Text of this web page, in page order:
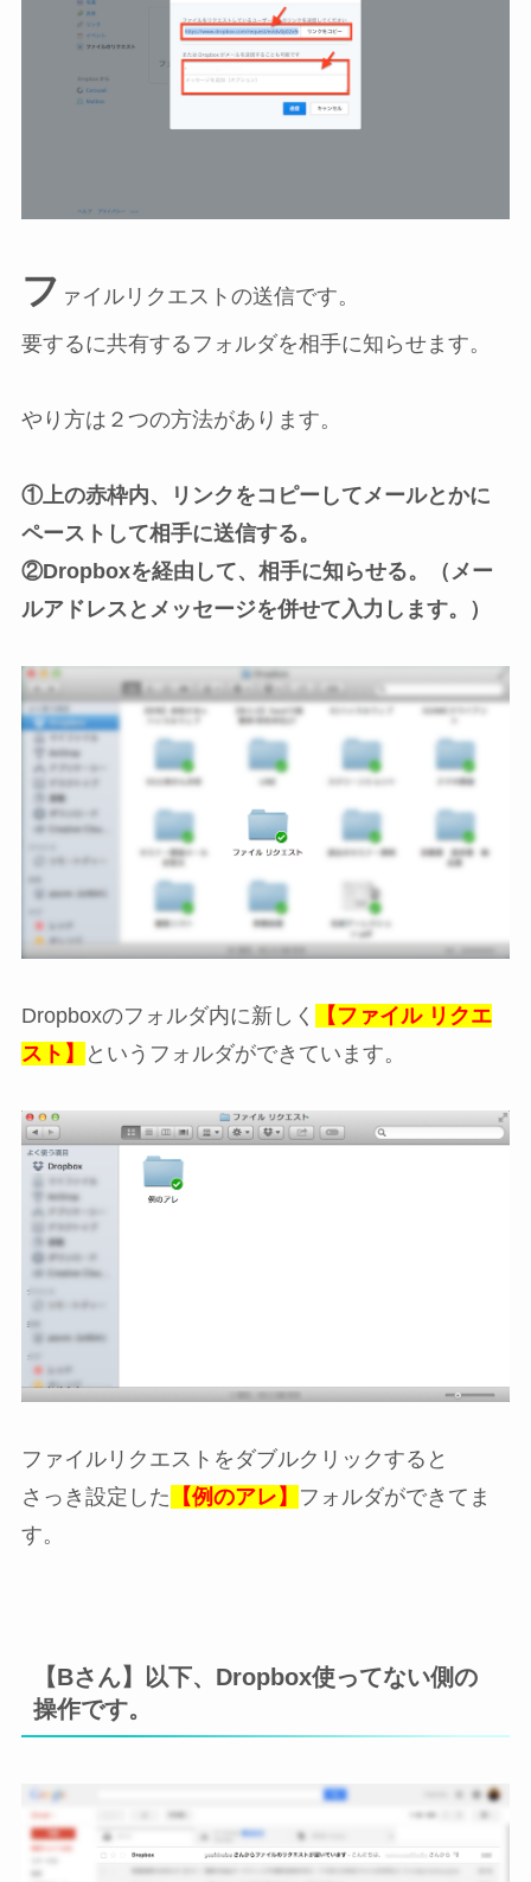
フ ァイルリクエストの送信です。
要するに共有するフォルダを相手に知らせます。
やり方は２つの方法があります。
①上の赤枠内、リンクをコピーしてメールとかに
ペーストして相手に送信する。
②Dropboxを経由して、相手に知らせる。（メー
ルアドレスとメッセージを併せて入力します。）
Dropboxのフォルダ内に新しく
【ファイル リクエ
スト】
というフォルダができています。
ファイルリクエストをダブルクリックすると
さっき設定した 【例のアレ】
フォルダができてま
す。
【Bさん】以下、Dropbox使ってない側の
操作です。